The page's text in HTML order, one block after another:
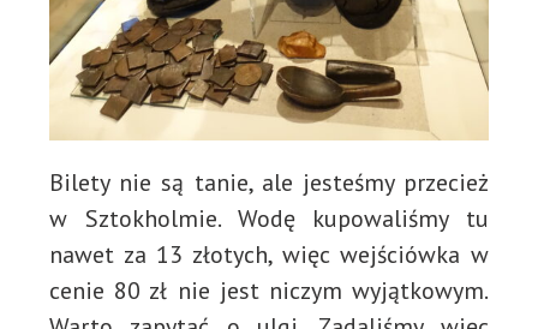
Bilety nie są tanie, ale jesteśmy przecież
w Sztokholmie. Wodę kupowaliśmy tu
nawet za 13 złotych, więc wejściówka w
cenie 80 zł nie jest niczym wyjątkowym.